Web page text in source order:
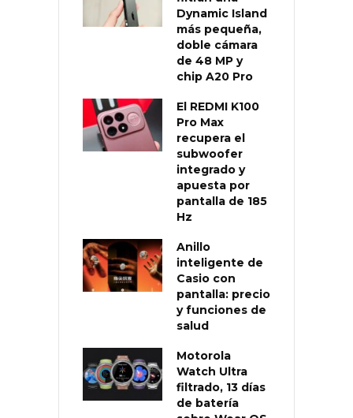
Dynamic Island
más pequeña,
doble cámara
de 48 MP y
chip A20 Pro
El REDMI K100
Pro Max
recupera el
subwoofer
integrado y
apuesta por
pantalla de 185
Hz
Anillo
inteligente de
Casio con
pantalla: precio
y funciones de
salud
Motorola
Watch Ultra
filtrado, 13 días
de batería